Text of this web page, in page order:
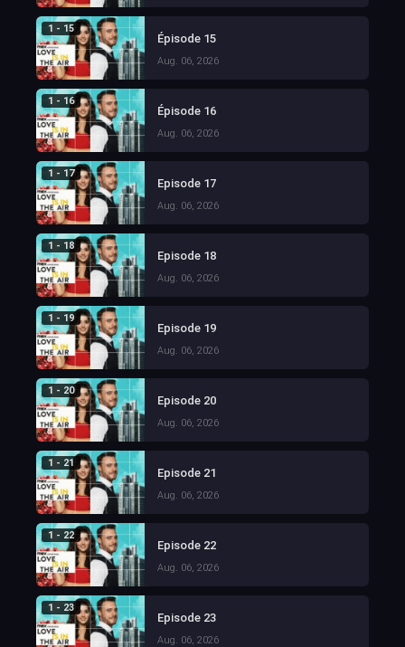
1 - 15
Épisode 15
Aug. 06, 2026
1 - 16
Épisode 16
Aug. 06, 2026
1 - 17
Episode 17
Aug. 06, 2026
1 - 18
Episode 18
Aug. 06, 2026
1 - 19
Episode 19
Aug. 06, 2026
1 - 20
Episode 20
Aug. 06, 2026
1 - 21
Episode 21
Aug. 06, 2026
1 - 22
Episode 22
Aug. 06, 2026
1 - 23
Episode 23
Aug. 06, 2026